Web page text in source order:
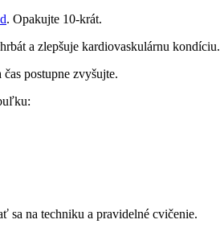
. Opakujte 10-krát.
a zlepšuje kardiovaskulárnu kondíciu.
postupne zvyšujte.
sa na techniku a pravidelné cvičenie.